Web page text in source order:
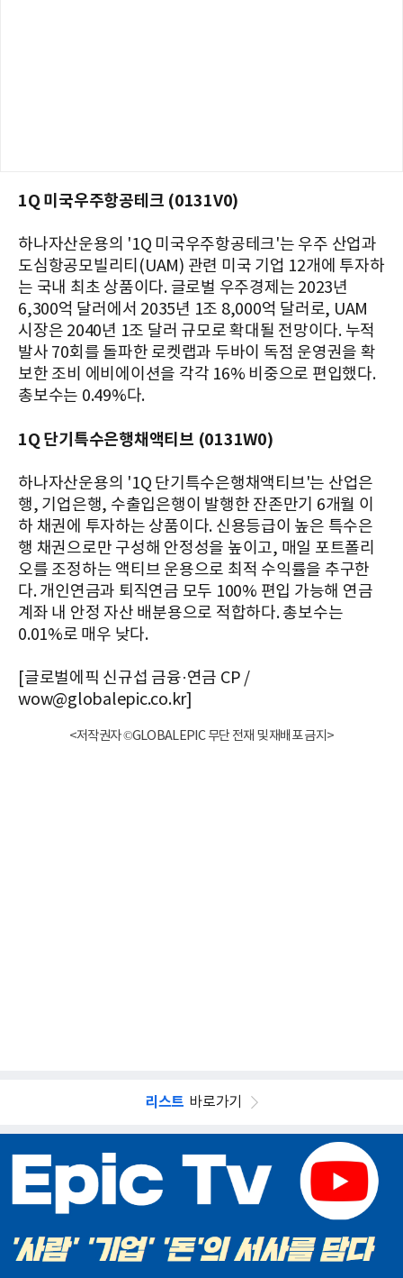
1Q 미국우주항공테크 (0131V0)
하나자산운용의 '1Q 미국우주항공테크'는 우주 산업과
도심항공모빌리티(UAM) 관련 미국 기업 12개에 투자하
는 국내 최초 상품이다. 글로벌 우주경제는 2023년
6,300억 달러에서 2035년 1조 8,000억 달러로, UAM
시장은 2040년 1조 달러 규모로 확대될 전망이다. 누적
발사 70회를 돌파한 로켓랩과 두바이 독점 운영권을 확
보한 조비 에비에이션을 각각 16% 비중으로 편입했다.
총보수는 0.49%다.
1Q 단기특수은행채액티브 (0131W0)
하나자산운용의 '1Q 단기특수은행채액티브'는 산업은
행, 기업은행, 수출입은행이 발행한 잔존만기 6개월 이
하 채권에 투자하는 상품이다. 신용등급이 높은 특수은
행 채권으로만 구성해 안정성을 높이고, 매일 포트폴리
오를 조정하는 액티브 운용으로 최적 수익률을 추구한
다. 개인연금과 퇴직연금 모두 100% 편입 가능해 연금
계좌 내 안정 자산 배분용으로 적합하다. 총보수는
0.01%로 매우 낮다.
[글로벌에픽 신규섭 금융·연금 CP /
wow@globalepic.co.kr]
<저작권자 ©GLOBALEPIC 무단 전재 및 재배포 금지>
리스트 바로가기